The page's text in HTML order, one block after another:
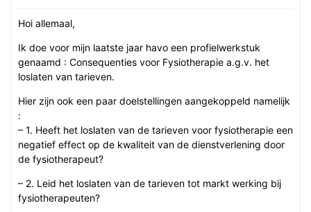
Hoi allemaal,
Ik doe voor mijn laatste jaar havo een profielwerkstuk
genaamd : Consequenties voor Fysiotherapie a.g.v. het
loslaten van tarieven.
Hier zijn ook een paar doelstellingen aangekoppeld namelijk
:
– 1. Heeft het loslaten van de tarieven voor fysiotherapie een
negatief effect op de kwaliteit van de dienstverlening door
de fysiotherapeut?
– 2. Leid het loslaten van de tarieven tot markt werking bij
fysiotherapeuten?